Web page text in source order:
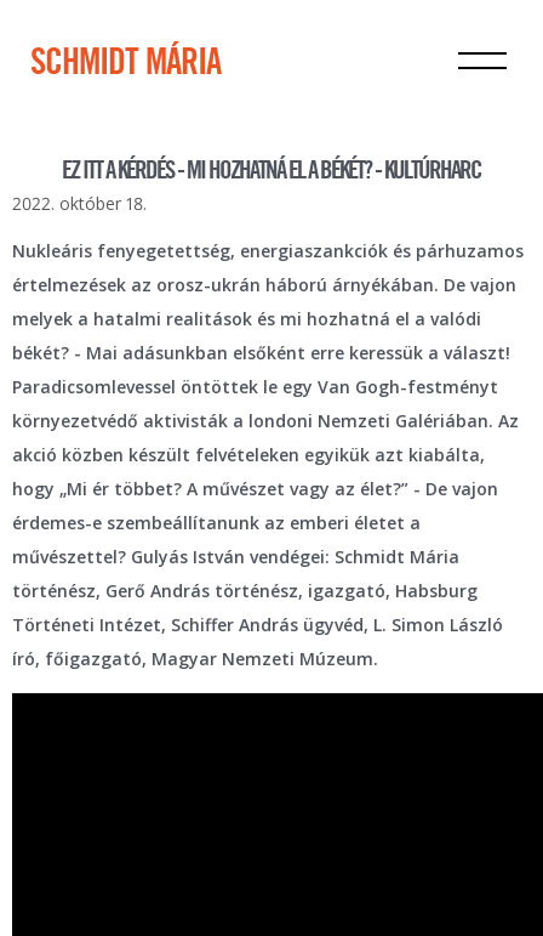
SCHMIDT MÁRIA
EZ ITT A KÉRDÉS - MI HOZHATNÁ EL A BÉKÉT? - KULTÚRHARC
2022. október 18.
Nukleáris fenyegetettség, energiaszankciók és párhuzamos
értelmezések az orosz-ukrán háború árnyékában. De vajon
melyek a hatalmi realitások és mi hozhatná el a valódi
békét? - Mai adásunkban elsőként erre keressük a választ!
Paradicsomlevessel öntöttek le egy Van Gogh-festményt
környezetvédő aktivisták a londoni Nemzeti Galériában. Az
akció közben készült felvételeken egyikük azt kiabálta,
hogy „Mi ér többet? A művészet vagy az élet?” - De vajon
érdemes-e szembeállítanunk az emberi életet a
művészettel? Gulyás István vendégei: Schmidt Mária
történész, Gerő András történész, igazgató, Habsburg
Történeti Intézet, Schiffer András ügyvéd, L. Simon László
író, főigazgató, Magyar Nemzeti Múzeum.